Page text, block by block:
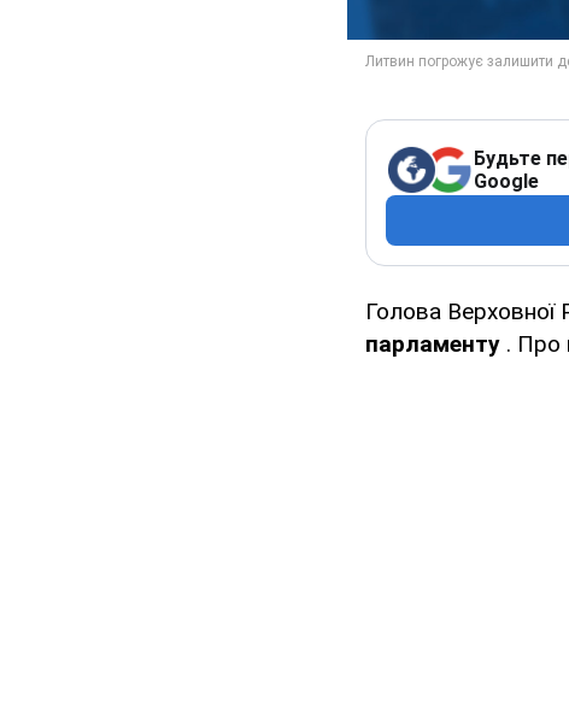
Будьте
Google
Голова
парламенту . Про